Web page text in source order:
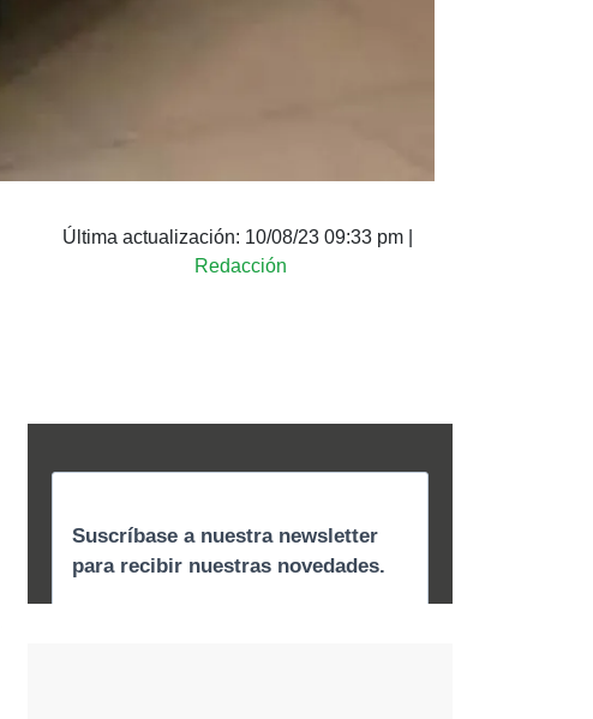
Última actualización: 10/08/23 09:33 pm
Redacción